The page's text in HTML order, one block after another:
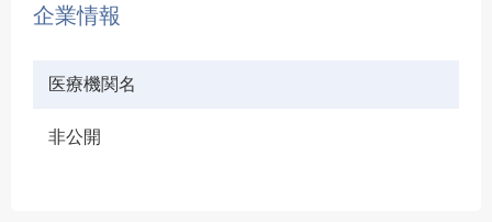
企業情報
医療機関名
非公開